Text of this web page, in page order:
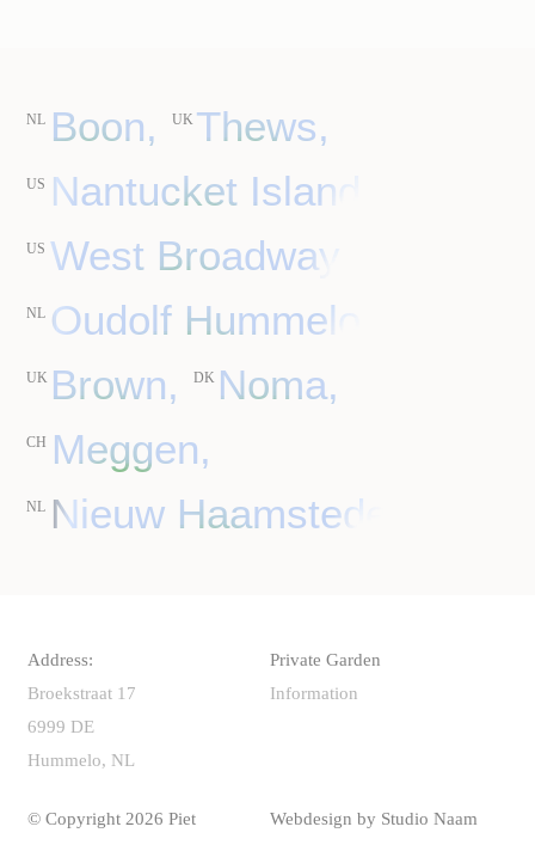
NL Boon, UK Thews,
US Nantucket Island,
US West Broadway,
NL Oudolf Hummelo,
UK Brown, DK Noma,
CH Meggen,
NL Nieuw Haamstede.
Address:
Broekstraat 17
6999 DE
Hummelo, NL
Private Garden
Information
© Copyright 2026 Piet
Webdesign by Studio Naam